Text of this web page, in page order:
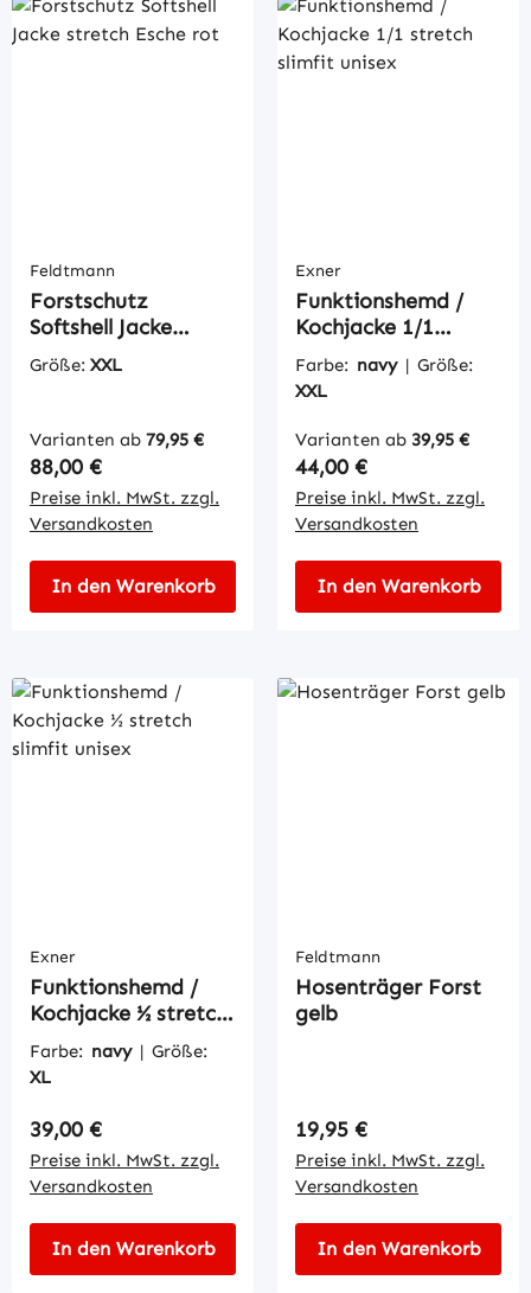
Feldtmann
Forstschutz
Softshell Jacke
stretch Esche rot
Größe: XXL
Varianten ab 79,95 €
Regulärer Preis:
88,00 €
Preise inkl. MwSt. zzgl.
Versandkosten
In den Warenkorb
Exner
Funktionshemd /
Kochjacke 1/1
stretch slimfit
unisex
Farbe: navy | Größe:
XXL
Varianten ab 39,95 €
Regulärer Preis:
44,00 €
Preise inkl. MwSt. zzgl.
Versandkosten
In den Warenkorb
Exner
Funktionshemd /
Kochjacke ½ stretch
slimfit unisex
Farbe: navy | Größe:
XL
Regulärer Preis:
39,00 €
Preise inkl. MwSt. zzgl.
Versandkosten
In den Warenkorb
Feldtmann
Hosenträger Forst
gelb
Regulärer Preis:
19,95 €
Preise inkl. MwSt. zzgl.
Versandkosten
In den Warenkorb